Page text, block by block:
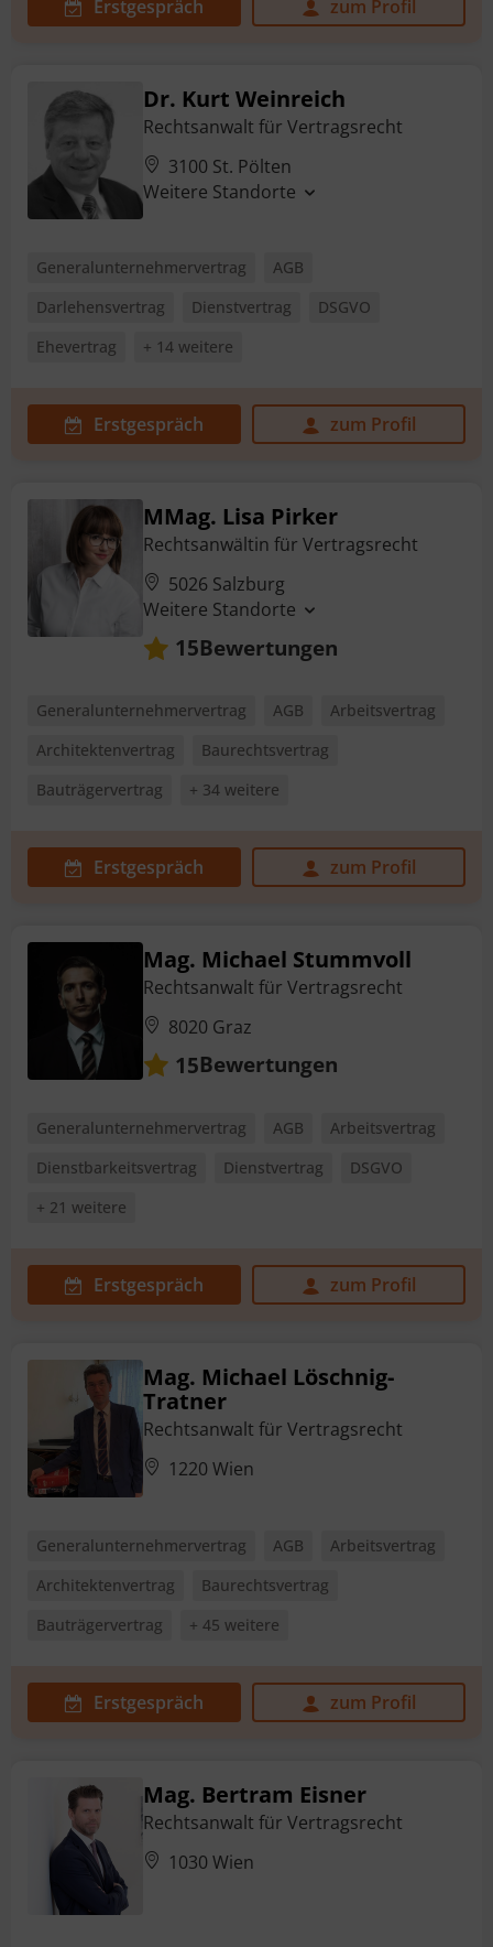
Erstgespräch zum Profil
Dr. Kurt Weinreich
Rechtsanwalt für Vertragsrecht
3100 St. Pölten
Weitere Standorte
Generalunternehmervertrag
AGB
Darlehensvertrag
Dienstvertrag
DSGVO
Ehevertrag
+ 14 weitere
Erstgespräch zum Profil
MMag. Lisa Pirker
Rechtsanwältin für Vertragsrecht
5026 Salzburg
Weitere Standorte
15Bewertungen
Generalunternehmervertrag AGB
Arbeitsvertrag
Architektenvertrag
Baurechtsvertrag
Bauträgervertrag
+ 34 weitere
Erstgespräch zum Profil
Mag. Michael Stummvoll
Rechtsanwalt für Vertragsrecht
8020 Graz
15Bewertungen
Generalunternehmervertrag AGB
Arbeitsvertrag
Dienstbarkeitsvertrag
Dienstvertrag
DSGVO
+ 21 weitere
Erstgespräch zum Profil
Mag. Michael Löschnig-
Tratner
Rechtsanwalt für Vertragsrecht
1220 Wien
Generalunternehmervertrag AGB
Arbeitsvertrag
Architektenvertrag
Baurechtsvertrag
Bauträgervertrag
+ 45 weitere
Erstgespräch zum Profil
Mag. Bertram Eisner
Rechtsanwalt für Vertragsrecht
1030 Wien